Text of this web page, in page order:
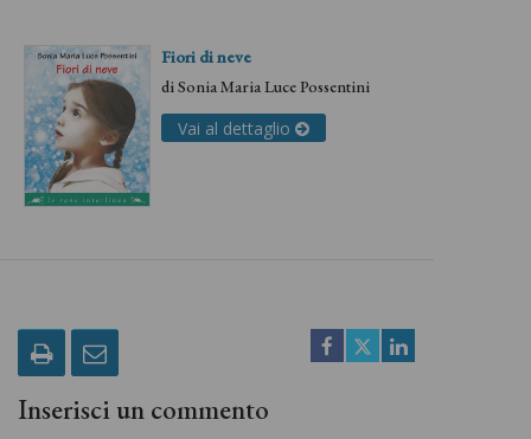
Fiori di neve
diSonia Maria Luce Possentini
Vai al dettaglio
Inserisci un commento